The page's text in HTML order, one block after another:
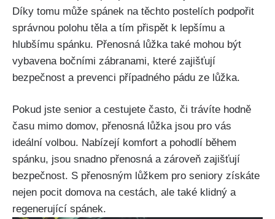
Díky tomu může spánek na těchto postelích podpořit
správnou polohu těla a tím přispět k lepšímu a
hlubšímu spánku. Přenosná lůžka také mohou být
vybavena bočními zábranami, které zajišťují
bezpečnost a prevenci případného pádu ze lůžka.
Pokud jste senior a cestujete často, či trávíte hodně
času mimo domov, přenosná lůžka jsou pro vás
ideální volbou. Nabízejí komfort a pohodlí během
spánku, jsou snadno přenosná a zároveň zajišťují
bezpečnost. S přenosným lůžkem pro seniory získáte
nejen pocit domova na cestách, ale také klidný a
regenerující spánek.